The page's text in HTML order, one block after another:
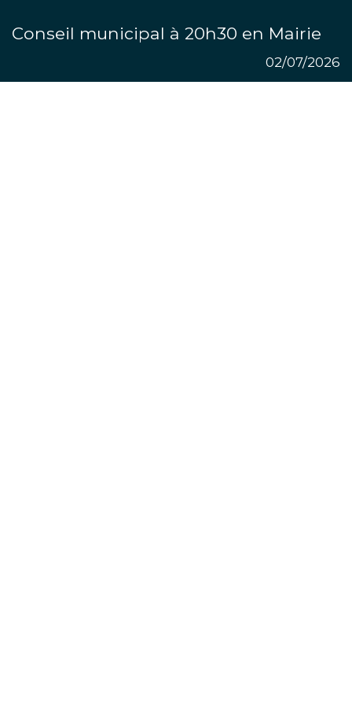
Conseil municipal à 20h30 en Mairie
02/07/2026